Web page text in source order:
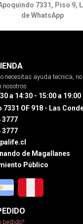
7331, Piso 9,
de WhatsApp
necesitas ayuda tecnica,
nosotros
a 14:30 - 15:00 a 19:00
OF 918 - Las
3777
3777
de Magallanes
Público
pedido?